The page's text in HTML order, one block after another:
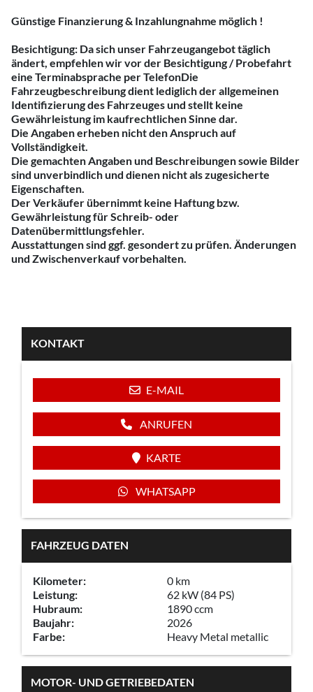
Günstige Finanzierung & Inzahlungnahme möglich !
Besichtigung: Da sich unser Fahrzeugangebot täglich
ändert, empfehlen wir vor der Besichtigung / Probefahrt
eine Terminabsprache per TelefonDie
Fahrzeugbeschreibung dient lediglich der allgemeinen
Identifizierung des Fahrzeuges und stellt keine
Gewährleistung im kaufrechtlichen Sinne dar.
Die Angaben erheben nicht den Anspruch auf
Vollständigkeit.
Die gemachten Angaben und Beschreibungen sowie Bilder
sind unverbindlich und dienen nicht als zugesicherte
Eigenschaften.
Der Verkäufer übernimmt keine Haftung bzw.
Gewährleistung für Schreib- oder
Datenübermittlungsfehler.
Ausstattungen sind ggf. gesondert zu prüfen. Änderungen
und Zwischenverkauf vorbehalten.
KONTAKT
E-MAIL
ANRUFEN
KARTE
WHATSAPP
FAHRZEUG DATEN
Kilometer:
0 km
Leistung:
62 kW (84 PS)
Hubraum:
1890 ccm
Baujahr:
2026
Farbe:
Heavy Metal metallic
MOTOR- UND GETRIEBEDATEN